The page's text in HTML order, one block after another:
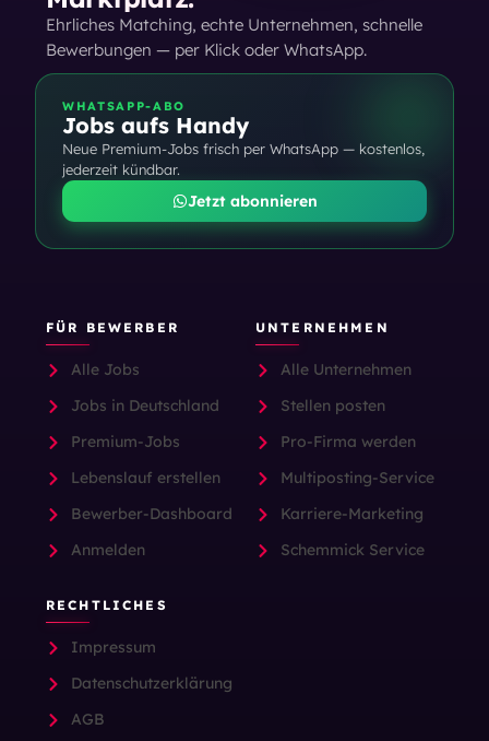
Ehrliches Matching, echte Unternehmen, schnelle
Bewerbungen — per Klick oder WhatsApp.
WHATSAPP-ABO
Jobs aufs Handy
Neue Premium-Jobs frisch per WhatsApp — kostenlos,
jederzeit kündbar.
Jetzt abonnieren
FÜR BEWERBER
Alle Jobs
Jobs in Deutschland
Premium-Jobs
Lebenslauf erstellen
Bewerber-Dashboard
Anmelden
UNTERNEHMEN
Alle Unternehmen
Stellen posten
Pro-Firma werden
Multiposting-Service
Karriere-Marketing
Schemmick Service
RECHTLICHES
Impressum
Datenschutzerklärung
AGB